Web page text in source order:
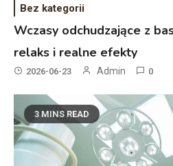
Bez kategorii
Wczasy odchudzające z
relaks i realne efekty
2026-06-23 Admin 0
3 MINS READ